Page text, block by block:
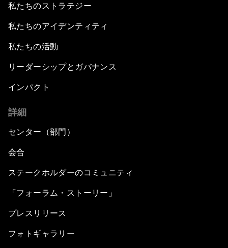
私たちのストラテジー
私たちのアイデンティティ
私たちの活動
リーダーシップとガバナンス
インパクト
詳細
センター（部門）
会合
ステークホルダーのコミュニティ
「フォーラム・ストーリー」
プレスリリース
フォトギャラリー